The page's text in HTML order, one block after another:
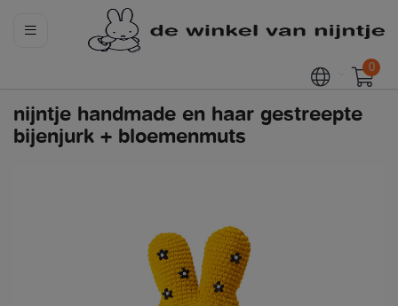
0
nijntje handmade en haar gestreepte
bijenjurk + bloemenmuts